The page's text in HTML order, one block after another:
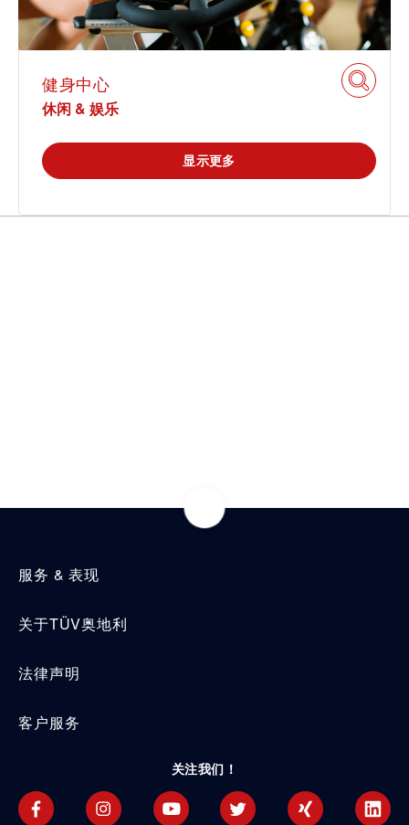
电子电气服务
贸易 & 商业
通信技术
健身中心
休闲 & 娱乐
显示更多
服务 & 表现
关于TÜV奥地利
法律声明
客户服务
关注我们！